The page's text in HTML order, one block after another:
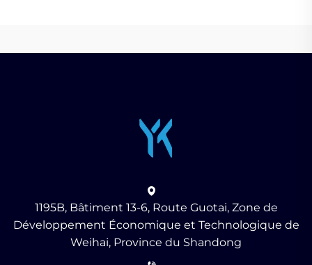
1195B, Bâtiment 13-6, Route Guotai, Zone de
Développement Économique et Technologique de
Weihai, Province du Shandong